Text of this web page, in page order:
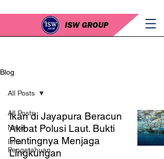
Blog
All Posts
News
Ilmu
Pengetahuan
All Posts
Ikan di Jayapura Beracun
Akibat Polusi Laut. Bukti
Pentingnya Menjaga
Lingkungan